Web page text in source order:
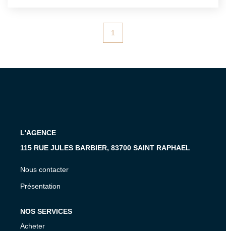
1
L'AGENCE
115 RUE JULES BARBIER, 83700 SAINT RAPHAEL
Nous contacter
Présentation
NOS SERVICES
Acheter